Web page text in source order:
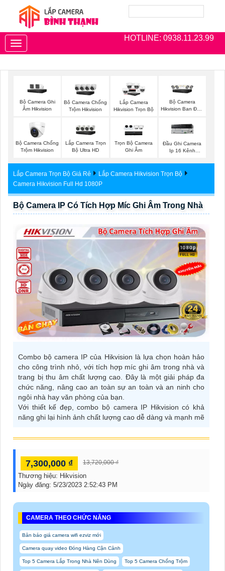
HOTLINE: 0938.11.23.99
Toggle
navigation
Bộ Camera Ghi
Âm Hikvision
Bô Camera Chống
Trộm Hikvision
Lắp Camera
Hikvision Trọn Bộ
Bộ Camera
Hikvision Ban Đêm
Bộ Camera Chống
Trộm Hikvision
Lắp Camera Trọn
Bộ Ultra HD
Trọn Bộ Camera
Ghi Âm
Đầu Ghi Camera
Ip 16 Kênh
Lắp Camera Trọn Bộ Giá Rẻ
Lắp Camera Hikvision Trọn Bộ
Camera Hikvision Full Hd 1080P
Bộ Camera IP Có Tích Hợp Míc Ghi Âm Trong Nhà
Combo bộ camera IP của Hikvision là lựa chọn hoàn hảo
cho công trình nhỏ, với tích hợp míc ghi âm trong nhà và
trang bị thu âm chất lượng cao. Đây là một giải pháp đa
chức năng, nâng cao an toàn sự an toàn và an ninh cho
ngôi nhà hay văn phòng của bạn.
Với thiết kế đẹp, combo bộ camera IP Hikvision có khả
năng ghi lại hình ảnh chất lượng cao dễ dàng và mạnh mẽ
7,300,000 ₫ 13,720,000 ₫
Thương hiệu: Hikvision
Ngày đăng: 5/23/2023 2:52:43 PM
CAMERA THEO CHỨC NĂNG
Bản báo giá camera wifi ezviz mới
Camera quay video Đóng Hàng Cận Cảnh
Top 5 Camera Lắp Trong Nhà Nên Dùng Top 5 Camera Chống Trộm